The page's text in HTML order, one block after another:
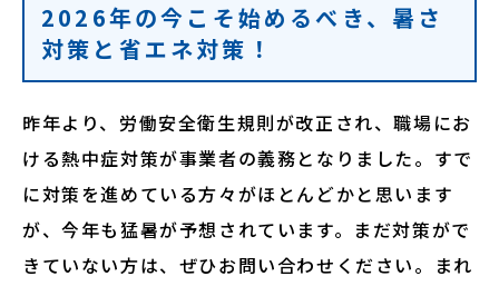
2026年の今こそ始めるべき、暑さ
対策と省エネ対策！
昨年より、労働安全衛生規則が改正され、職場にお
ける熱中症対策が事業者の義務となりました。すで
に対策を進めている方々がほとんどかと思います
が、今年も猛暑が予想されています。まだ対策がで
きていない方は、ぜひお問い合わせください。まれ